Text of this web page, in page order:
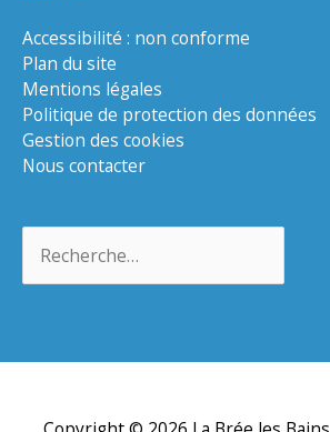
Accessibilité : non conforme
Plan du site
Mentions légales
Politique de protection des données
Gestion des cookies
Nous contacter